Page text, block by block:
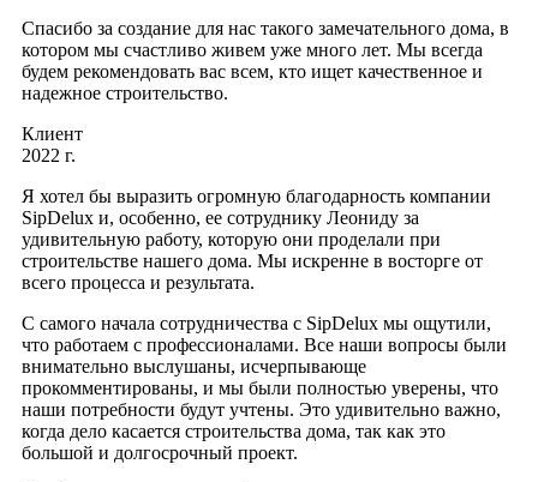
Спасибо за создание для нас такого замечательного дома, в
котором мы счастливо живем уже много лет. Мы всегда
будем рекомендовать вас всем, кто ищет качественное и
надежное строительство.
Клиент
2022 г.
Я хотел бы выразить огромную благодарность компании
SipDelux и, особенно, ее сотруднику Леониду за
удивительную работу, которую они проделали при
строительстве нашего дома. Мы искренне в восторге от
всего процесса и результата.
С самого начала сотрудничества с SipDelux мы ощутили,
что работаем с профессионалами. Все наши вопросы были
внимательно выслушаны, исчерпывающе
прокомментированы, и мы были полностью уверены, что
наши потребности будут учтены. Это удивительно важно,
когда дело касается строительства дома, так как это
большой и долгосрочный проект.